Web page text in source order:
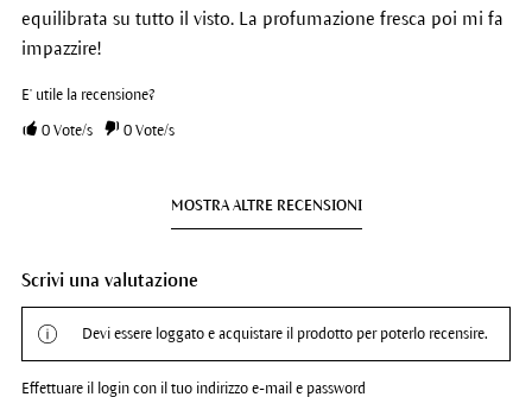
equilibrata su tutto il visto. La profumazione fresca poi mi fa
impazzire!
E' utile la recensione?
0Vote/s 0Vote/s
MOSTRA ALTRE RECENSIONI
Scrivi una valutazione
Devi essere loggato e acquistare il prodotto per poterlo recensire.
Effettuare il login con il tuo indirizzo e-mail e password